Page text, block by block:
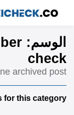
الوسم:
check
archived post
for this category.